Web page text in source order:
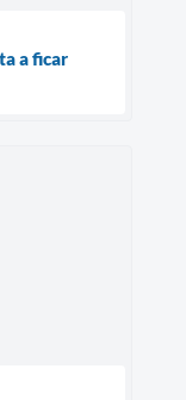
a ficar